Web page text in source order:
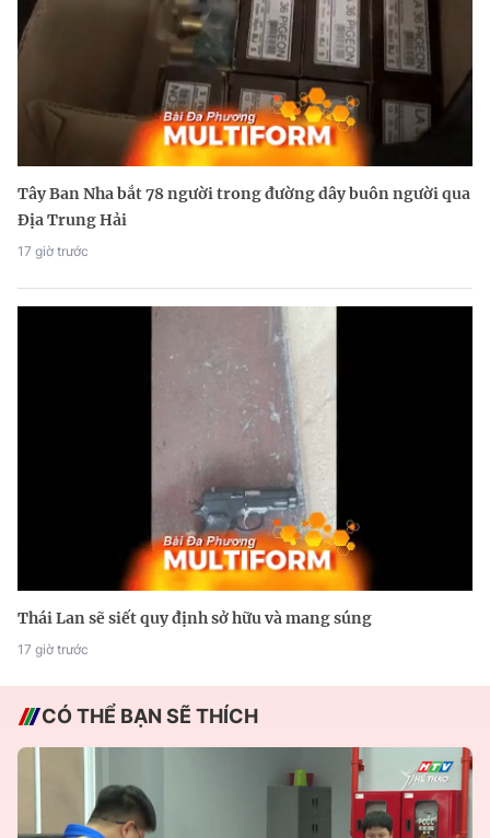
Tây Ban Nha bắt 78 người trong đường dây buôn người qua
Địa Trung Hải
17 giờ trước
Thái Lan sẽ siết quy định sở hữu và mang súng
17 giờ trước
CÓ THỂ BẠN SẼ THÍCH